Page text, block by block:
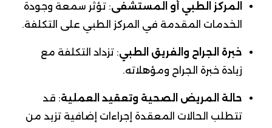
المركز الطبي أو المستشفى: تؤثر سمعة وجودة
الخدمات المقدمة في المركز الطبي على التكلفة.
خبرة الجراح والفريق الطبي: تزداد التكلفة مع
زيادة خبرة الجراح ومؤهلاته.
حالة المريض الصحية وتعقيد العملية: قد
تتطلب الحالات المعقدة إجراءات إضافية تزيد من